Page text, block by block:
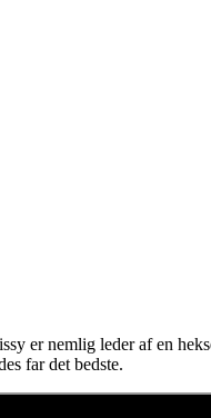
er nemlig leder af en
far det bedste.